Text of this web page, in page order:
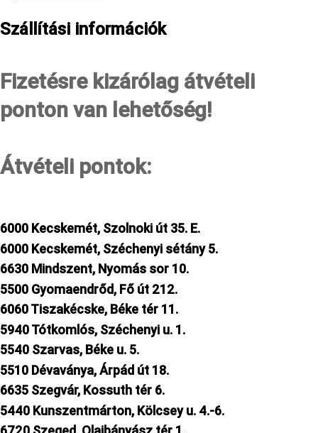
Szállítási információk
Fizetésre kizárólag átvételi
ponton van lehetőség!
Átvételi pontok:
6000 Kecskemét, Szolnoki út 35. E.
6000 Kecskemét, Széchenyi sétány 5.
6630 Mindszent, Nyomás sor 10.
5500 Gyomaendrőd, Fő út 212.
6060 Tiszakécske, Béke tér 11.
5940 Tótkomlós, Széchenyi u. 1.
5540 Szarvas, Béke u. 5.
5510 Dévaványa, Árpád út 18.
6635 Szegvár, Kossuth tér 6.
5440 Kunszentmárton, Kölcsey u. 4.-6.